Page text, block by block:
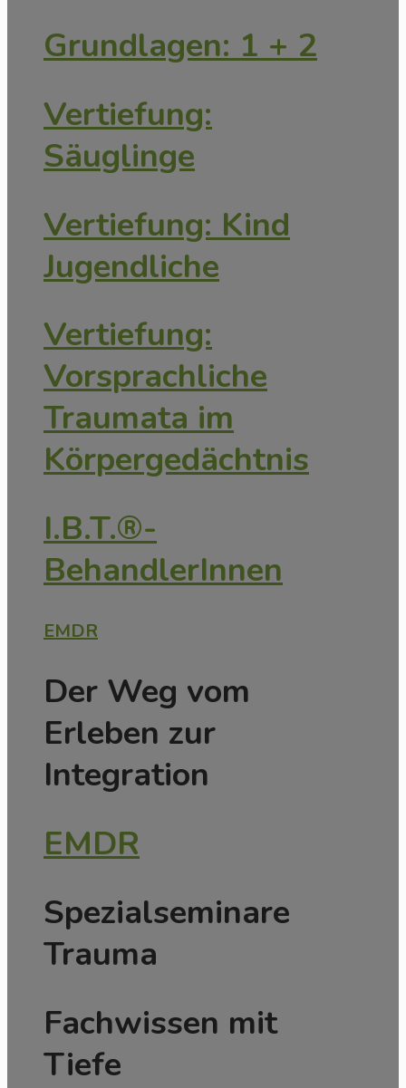
Grundlagen: 1 + 2
Vertiefung:
Säuglinge
Vertiefung: Kind
Jugendliche
Vertiefung:
Vorsprachliche
Traumata im
Körpergedächtnis
I.B.T.®-
BehandlerInnen
EMDR
Der Weg vom
Erleben zur
Integration
EMDR
Spezialseminare
Trauma
Fachwissen mit
Tiefe